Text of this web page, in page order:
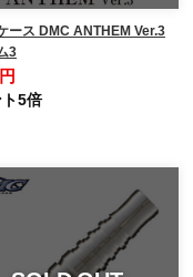
ース DMC ANTHEM Ver.3
3
5倍